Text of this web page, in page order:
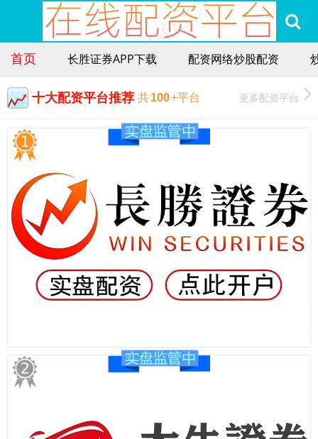
首页 长胜证券APP下载 配资网络炒股配资
十大配资平台推荐 共100+平台 更多配资平台